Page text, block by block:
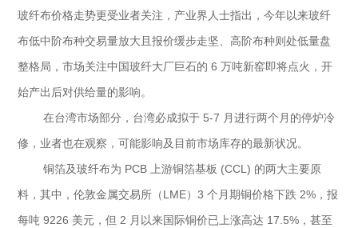
玻纤布价格走势更受业者关注，产业界人士指出，今年以来玻纤
布低中阶布种交易量放大且报价缓步走坚、高阶布种则处低量盘
整格局，市场关注中国玻纤大厂巨石的 6 万吨新窑即将点火，开
始产出后对供给量的影响。
在台湾市场部分，台湾必成拟于 5-7 月进行两个月的停炉冷
修，业者也在观察，可能影响及目前市场库存的最新状况。
铜箔及玻纤布为 PCB 上游铜箔基板 (CCL) 的两大主要原
料，其中，伦敦金属交易所（LME）3 个月期铜价格下跌 2%，报
每吨 9226 美元，但 2 月以来国际铜价已上涨高达 17.5%，甚至